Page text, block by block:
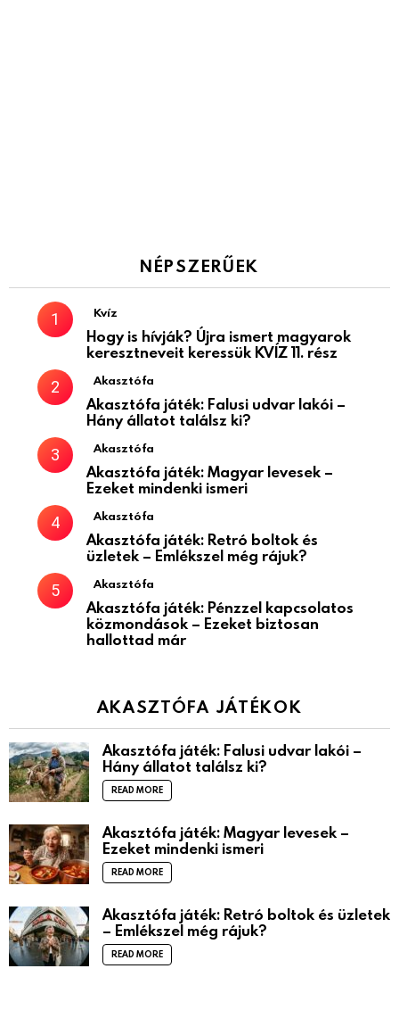
NÉPSZERŰEK
Kvíz
Hogy is hívják? Újra ismert magyarok
keresztneveit keressük KVÍZ 11. rész
Akasztófa
Akasztófa játék: Falusi udvar lakói –
Hány állatot találsz ki?
Akasztófa
Akasztófa játék: Magyar levesek –
Ezeket mindenki ismeri
Akasztófa
Akasztófa játék: Retró boltok és
üzletek – Emlékszel még rájuk?
Akasztófa
Akasztófa játék: Pénzzel kapcsolatos
közmondások – Ezeket biztosan
hallottad már
AKASZTÓFA JÁTÉKOK
Akasztófa játék: Falusi udvar lakói –
Hány állatot találsz ki?
READ MORE
Akasztófa játék: Magyar levesek –
Ezeket mindenki ismeri
READ MORE
Akasztófa játék: Retró boltok és üzletek
– Emlékszel még rájuk?
READ MORE